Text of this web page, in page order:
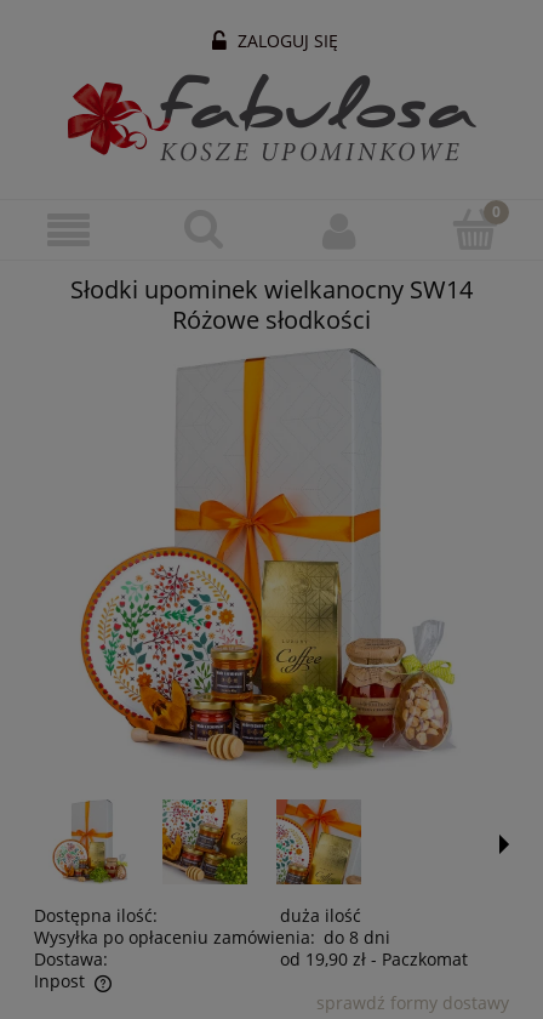
ZALOGUJ SIĘ
Słodki upominek wielkanocny SW14
Różowe słodkości
Dostępna ilość:
duża ilość
Wysyłka po opłaceniu zamówienia: do 8 dni
Dostawa:
od 19,90 zł - Paczkomat
Inpost
Cena nie zawiera ewentualnych kosztów płatności
sprawdź formy dostawy